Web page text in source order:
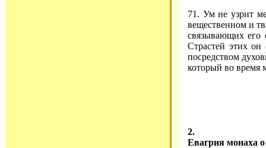
71. Ум не узрит
вещественном и
связывающих
Страстей этих он
посредством
который во время
2.
Евагрия монаха о